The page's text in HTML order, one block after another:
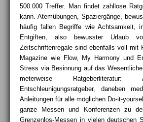
500.000 Treffer. Man findet zahllose
kann. Atemübungen, Spaziergänge,
häufig fallen Begriffe wie Achtsamkeit,
Entgiften, also bewusster Urlaub
Zeitschriftenregale sind ebenfalls voll mit
Magazine wie Flow, My Harmony und
Stress via Besinnung auf das
meterweise Ratgeberliteratur:
Entschleunigungsratgeber, daneben
Anleitungen für alle möglichen Do-it-
ganze Messen und Konferenzen zu
Grenzenlos-Messen in vielen deutschen